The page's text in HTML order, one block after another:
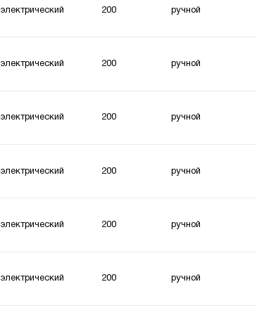
электрический 200 ручной
электрический 200 ручной
электрический 200 ручной
электрический 200 ручной
электрический 200 ручной
электрический 200 ручной